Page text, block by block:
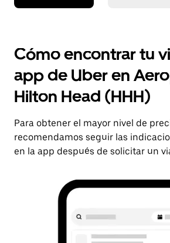
Cómo encontrar tu
app de Uber en
Hilton Head (HHH)
Para obtener el mayor nivel de
recomendamos seguir las
en la app después de solicitar un